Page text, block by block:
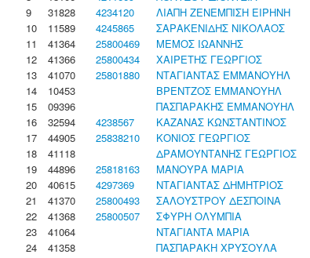
9
31828 4234120 ΛΙΑΠΗ ΖΕΝΕΜΠΙΣΗ ΕΙΡΗΝΗ
10
11589 4245865 ΣΑΡΑΚΕΝΙΔΗΣ ΝΙΚΟΛΑΟΣ
11
41364 25800469 ΜΕΜΟΣ ΙΩΑΝΝΗΣ
12
41366 25800434 ΧΑΙΡΕΤΗΣ ΓΕΩΡΓΙΟΣ
13
41070 25801880 ΝΤΑΓΙΑΝΤΑΣ ΕΜΜΑΝΟΥΗΛ
14
10453 ΒΡΕΝΤΖΟΣ ΕΜΜΑΝΟΥΗΛ
15
09396 ΠΑΣΠΑΡΑΚΗΣ ΕΜΜΑΝΟΥΗΛ
16
32594 4238567 ΚΑΖΑΝΑΣ ΚΩΝΣΤΑΝΤΙΝΟΣ
17
44905 25838210 ΚΟΝΙΟΣ ΓΕΩΡΓΙΟΣ
18
41118 ΔΡΑΜΟΥΝΤΑΝΗΣ ΓΕΩΡΓΙΟΣ
19
44896 25818163 ΜΑΝΟΥΡΑ ΜΑΡΙΑ
20
40615 4297369 ΝΤΑΓΙΑΝΤΑΣ ΔΗΜΗΤΡΙΟΣ
21
41370 25800493 ΣΑΛΟΥΣΤΡΟΥ ΔΕΣΠΟΙΝΑ
22
41368 25800507 ΣΦΥΡΗ ΟΛΥΜΠΙΑ
23
41064 ΝΤΑΓΙΑΝΤΑ ΜΑΡΙΑ
24
41358 ΠΑΣΠΑΡΑΚΗ ΧΡΥΣΟΥΛΑ